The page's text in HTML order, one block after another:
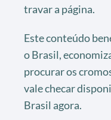
travar a página.
Este conteúdo
o Brasil,
procurar os
vale checar
Brasil agora.